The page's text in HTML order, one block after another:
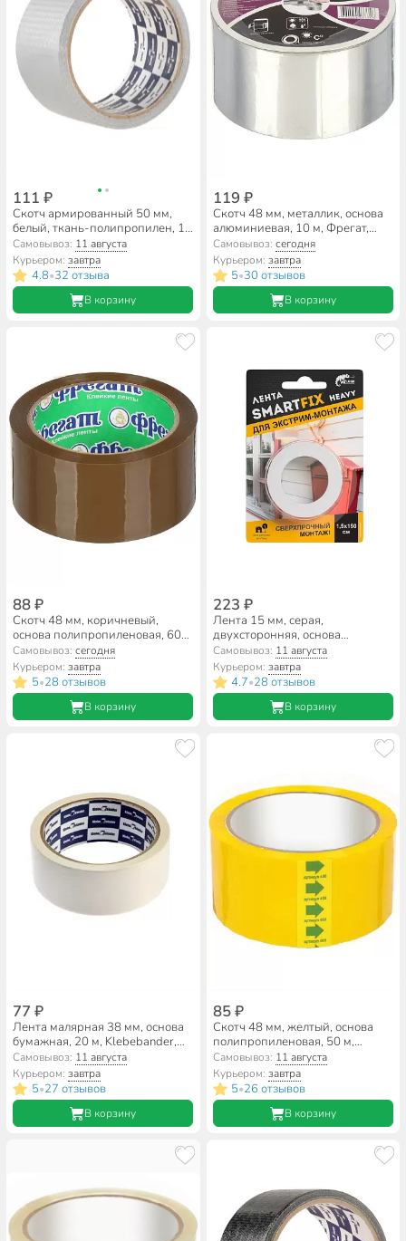
111 ₽
Скотч армированный 50 мм,
белый, ткань-полипропилен, 10
м, Klebebander
Самовывоз: 11 августа
Курьером:завтра
4.8•32 отзыва
В корзину
119 ₽
Скотч 48 мм, металлик, основа
алюминиевая, 10 м, Фрегат,
АЛ481040В
Самовывоз: сегодня
Курьером: завтра
5•30 отзывов
В корзину
88 ₽
Скотч 48 мм, коричневый,
основа полипропиленовая, 60
м, Фрегат, С486045К
Самовывоз:сегодня
Курьером:завтра
5•28 отзывов
В корзину
223 ₽
Лента 15 мм, серая,
двухсторонняя, основа
акриловая, 1.5 м, W-con
SmartFix HEAVY, монтажная
всепогодная, SFV1515G
Самовывоз: 11 августа
Курьером: завтра
4.7•28 отзывов
В корзину
77 ₽
Лента малярная 38 мм, основа
бумажная, 20 м, Klebebander,
K3820S
Самовывоз: 11 августа
Курьером:завтра
5•27 отзывов
В корзину
85 ₽
Скотч 48 мм, желтый, основа
полипропиленовая, 50 м,
Фрегат, СЦ4850Ж
Самовывоз: 11 августа
Курьером: завтра
5•26 отзывов
В корзину